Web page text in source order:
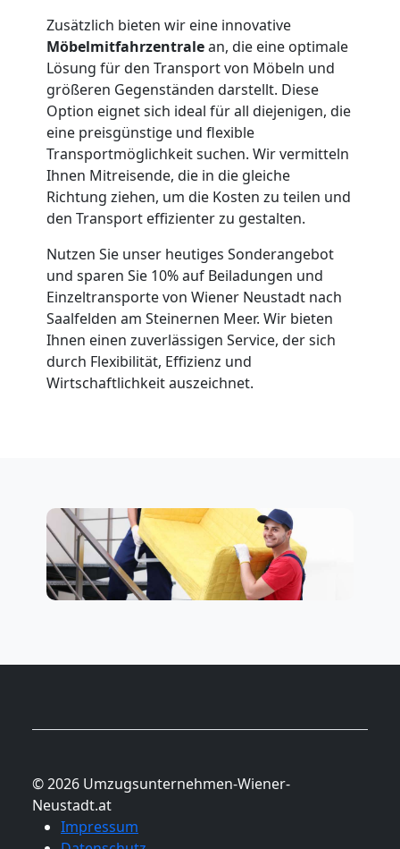
Zusätzlich bieten wir eine innovative
Möbelmitfahrzentralean, die eine optimale
Lösung für den Transport von Möbeln und
größeren Gegenständen darstellt. Diese
Option eignet sich ideal für all diejenigen, die
eine preisgünstige und flexible
Transportmöglichkeit suchen. Wir vermitteln
Ihnen Mitreisende, die in die gleiche
Richtung ziehen, um die Kosten zu teilen und
den Transport effizienter zu gestalten.
Nutzen Sie unser heutiges Sonderangebot
und sparen Sie 10% auf Beiladungen und
Einzeltransporte von Wiener Neustadt nach
Saalfelden am Steinernen Meer. Wir bieten
Ihnen einen zuverlässigen Service, der sich
durch Flexibilität, Effizienz und
Wirtschaftlichkeit auszeichnet.
© 2026 Umzugsunternehmen-Wiener-
Neustadt.at
Impressum
Möbeltransport
International
Beiladung
National
Beiladung
International
Internationaler
Umzug